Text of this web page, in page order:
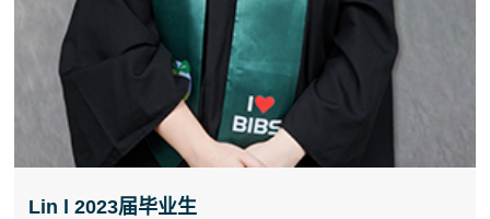
Lin l 2023届毕业生